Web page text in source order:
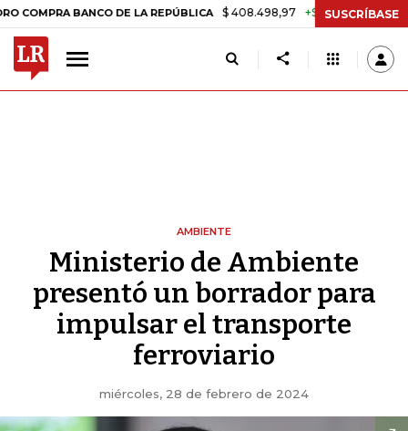
BANCO DE LA REPÚBLICA $ 408.498,97 +$ 8.753,81 +2,19%
SUSCRÍBASE
AMBIENTE
Ministerio de Ambiente
presentó un borrador para
impulsar el transporte
ferroviario
miércoles, 28 de febrero de 2024